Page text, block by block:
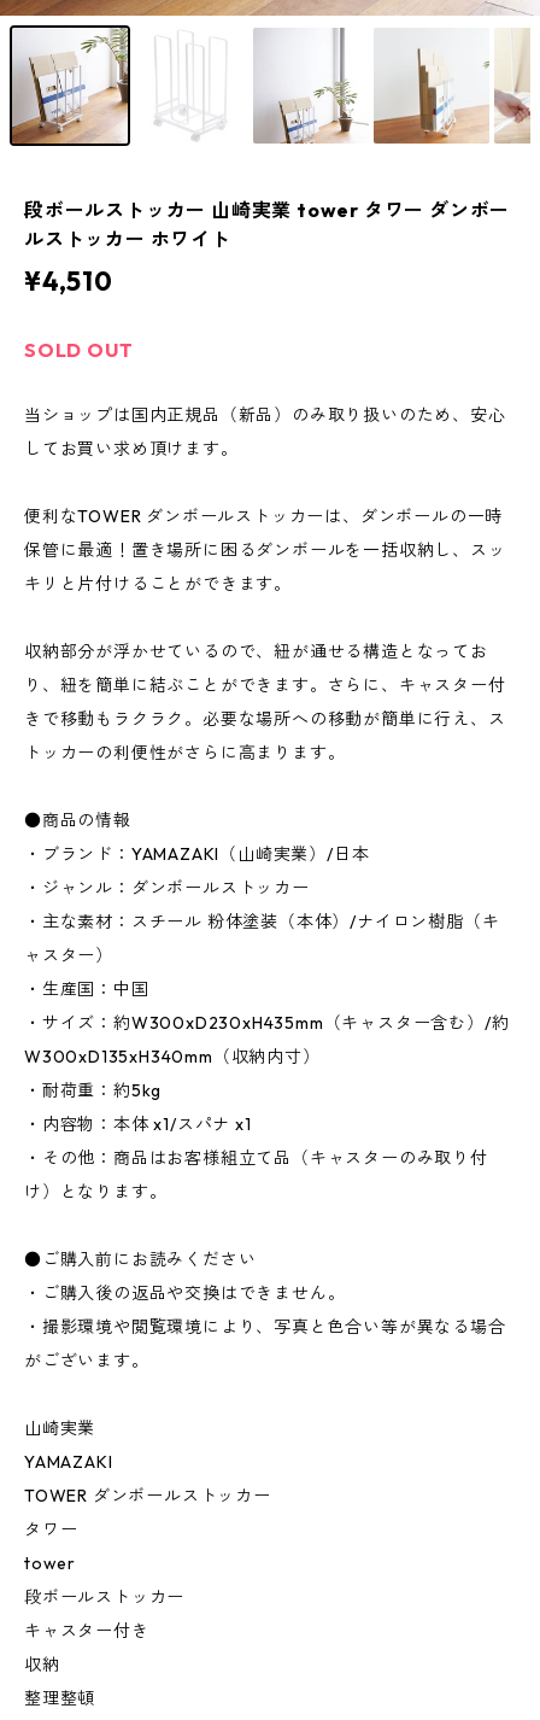
段ボールストッカー 山崎実業 tower タワー ダンボー
ルストッカー ホワイト
¥4,510
SOLD OUT
当ショップは国内正規品（新品）のみ取り扱いのため、安心
してお買い求め頂けます。
便利なTOWER ダンボールストッカーは、ダンボールの一時
保管に最適！置き場所に困るダンボールを一括収納し、スッ
キリと片付けることができます。
収納部分が浮かせているので、紐が通せる構造となってお
り、紐を簡単に結ぶことができます。さらに、キャスター付
きで移動もラクラク。必要な場所への移動が簡単に行え、ス
トッカーの利便性がさらに高まります。
●商品の情報
・ブランド：YAMAZAKI（山崎実業）/日本
・ジャンル：ダンボールストッカー
・主な素材：スチール 粉体塗装（本体）/ナイロン樹脂（キ
ャスター）
・生産国：中国
・サイズ：約W300xD230xH435mm（キャスター含む）/約
W300xD135xH340mm（収納内寸）
・耐荷重：約5kg
・内容物：本体 x1/スパナ x1
・その他：商品はお客様組立て品（キャスターのみ取り付
け）となります。
●ご購入前にお読みください
・ご購入後の返品や交換はできません。
・撮影環境や閲覧環境により、写真と色合い等が異なる場合
がございます。
山崎実業
YAMAZAKI
TOWER ダンボールストッカー
タワー
tower
段ボールストッカー
キャスター付き
収納
整理整頓